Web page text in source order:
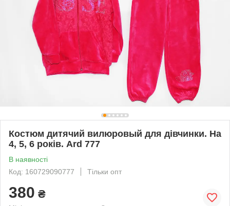
Костюм дитячий вилюровый для дівчинки. На
4, 5, 6 років. Ard 777
В наявності
Код: 160729090777
Тільки опт
380 ₴